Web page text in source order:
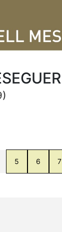
5 6 7